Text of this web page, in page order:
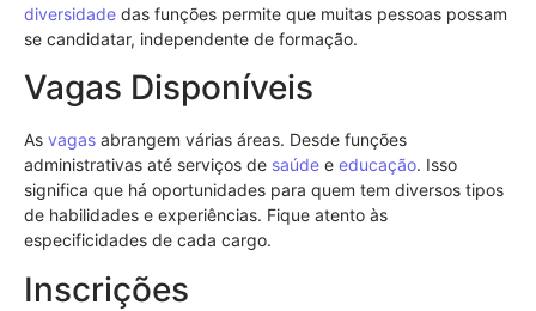
diversidade das funções permite que muitas pessoas possam
se candidatar, independente de formação.
Vagas Disponíveis
As vagas abrangem várias áreas. Desde funções
administrativas até serviços de saúde e educação. Isso
significa que há oportunidades para quem tem diversos tipos
de habilidades e experiências. Fique atento às
especificidades de cada cargo.
Inscrições